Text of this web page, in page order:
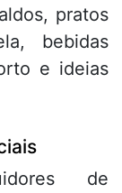
pratos
bebidas
e ideias
de